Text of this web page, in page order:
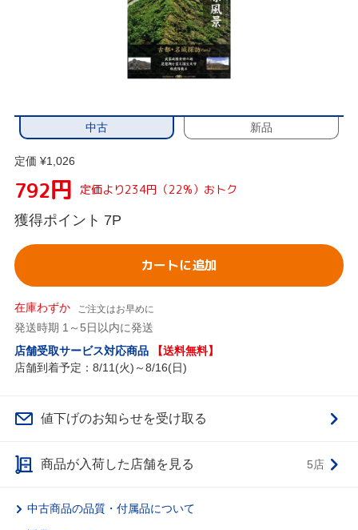
中古 新品
定価 ¥1,026
792円 定価より234円（22%）おトク
獲得ポイント 7P
カートに追加
在庫わずか ご注文はお早めに
発送時期 1～5日以内に発送
店舗受取サービス対応商品
【送料無料】
店舗到着予定：8/11(火)～8/16(日)
値下げのお知らせを受け取る
商品が入荷した店舗を見る 5店
中古商品の品質・付属品について